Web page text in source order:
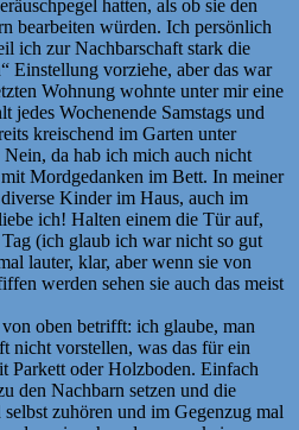
hatten, als ob sie den
bearbeiten würden. Ich persönlich
ich zur Nachbarschaft stark die
Einstellung vorziehe, aber das war
Wohnung wohnte unter mir eine
jedes Wochenende Samstags und
kreischend im Garten unter
Nein, da hab ich mich auch nicht
Mordgedanken im Bett. In meiner
Kinder im Haus, auch im
ich! Halten einem die Tür auf,
(ich glaub ich war nicht so gut
lauter, klar, aber wenn sie von
werden sehen sie auch das meist
oben betrifft: ich glaube, man
nicht vorstellen, was das für ein
Parkett oder Holzboden. Einfach
den Nachbarn setzen und die
zuhören und im Gegenzug mal